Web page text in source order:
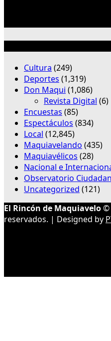
Cultura (249)
Deportes (1,319)
Don Maqui (1,086)
Revista Digital (6)
Encuestas (85)
Espectáculos (834)
Local (12,845)
Maquiavelando (435)
Maquiavélicos (28)
Nacional e
Observatorio
Uncategorized (121)
El Rincón de Maquiavelo©
reservados. | Designed by